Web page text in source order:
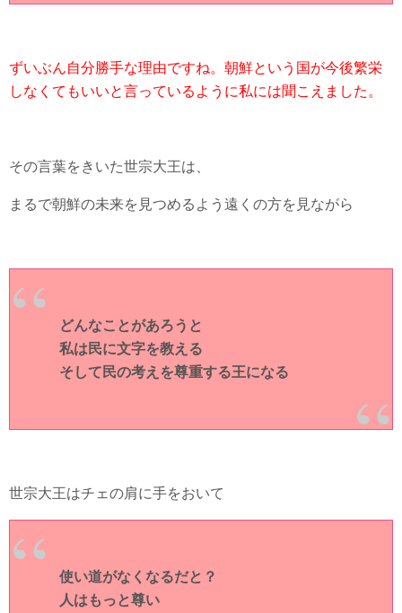
ずいぶん自分勝手な理由ですね。朝鮮という国が今後繁栄
しなくてもいいと言っているように私には聞こえました。
その言葉をきいた世宗大王は、
まるで朝鮮の未来を見つめるよう遠くの方を見ながら
どんなことがあろうと
私は民に文字を教える
そして民の考えを尊重する王になる
世宗大王はチェの肩に手をおいて
使い道がなくなるだと？
人はもっと尊い